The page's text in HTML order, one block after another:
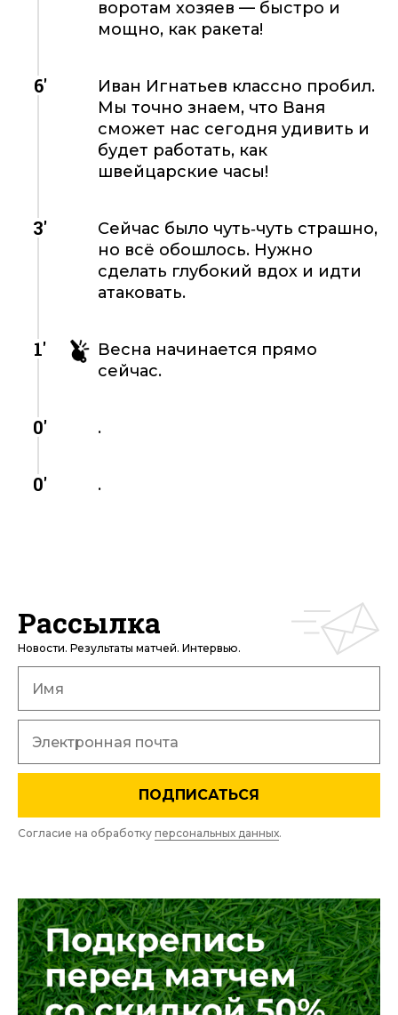
воротам хозяев — быстро и
мощно, как ракета!
6'
Иван Игнатьев классно пробил.
Мы точно знаем, что Ваня
сможет нас сегодня удивить и
будет работать, как
швейцарские часы!
3'
Сейчас было чуть‑чуть страшно,
но всё обошлось. Нужно
сделать глубокий вдох и идти
атаковать.
1'
Весна начинается прямо
сейчас.
0' .
0' .
Рассылка
Новости. Результаты матчей. Интервью.
ПОДПИСАТЬСЯ
Согласие на обработку персональных данных.